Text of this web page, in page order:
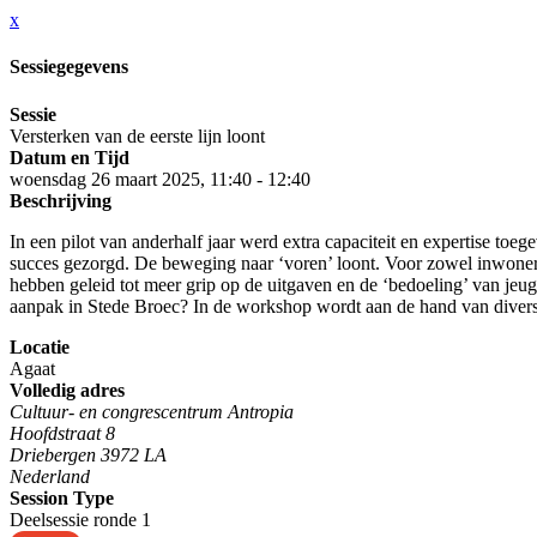
x
Sessiegegevens
Sessie
Versterken van de eerste lijn loont
Datum en Tijd
woensdag 26 maart 2025, 11:40 - 12:40
Beschrijving
In een pilot van anderhalf jaar werd extra capaciteit en expertise
succes gezorgd. De beweging naar ‘voren’ loont. Voor zowel
hebben geleid tot meer grip op de uitgaven en de ‘bedoeling’ van
aanpak in Stede Broec? In de workshop wordt aan de hand van
Locatie
Agaat
Volledig adres
Cultuur- en congrescentrum Antropia
Hoofdstraat 8
Driebergen 3972 LA
Nederland
Session Type
Deelsessie ronde 1